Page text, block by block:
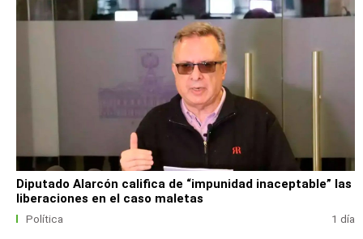
Diputado Alarcón califica de “impunidad inaceptable” las
liberaciones en el caso maletas
Política 1 día